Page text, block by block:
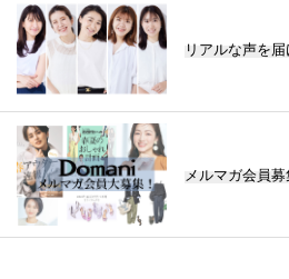
リアルな声を
メルマガ会員募